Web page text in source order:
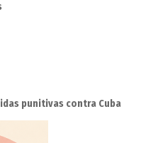
punitivas contra Cuba